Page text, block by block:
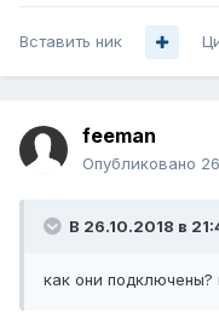
Вставить ник
feeman
Опубликовано
В 26.10.2018 в
как они